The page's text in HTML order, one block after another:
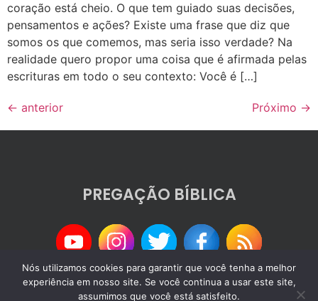
coração está cheio. O que tem guiado suas decisões,
pensamentos e ações? Existe uma frase que diz que
somos os que comemos, mas seria isso verdade? Na
realidade quero propor uma coisa que é afirmada pelas
escrituras em todo o seu contexto: Você é […]
← anterior Próximo →
PREGAÇÃO BÍBLICA
© 2024 PREGAÇÃO BÍBLICA
Nós utilizamos cookies para garantir que você tenha a melhor
experiência em nosso site. Se você continua a usar este site,
assumimos que você está satisfeito.